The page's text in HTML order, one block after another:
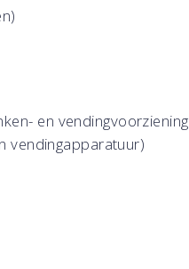
en vendingvoorziening
vendingapparatuur)